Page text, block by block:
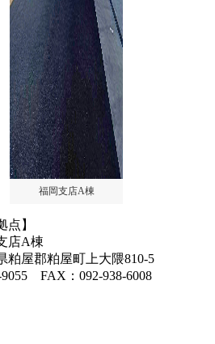
福岡支店A棟
点】
店A棟
粕屋郡粕屋町上大隈810-5
9055 FAX：092-938-6008